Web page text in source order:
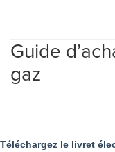
Guide
gaz